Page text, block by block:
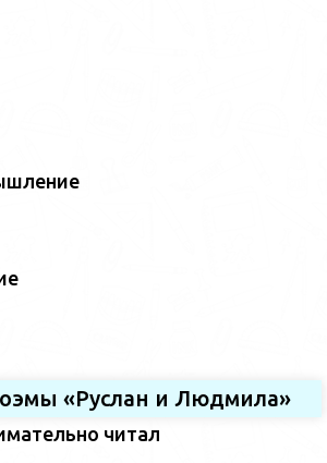
«Руслан и Людмила»
читал